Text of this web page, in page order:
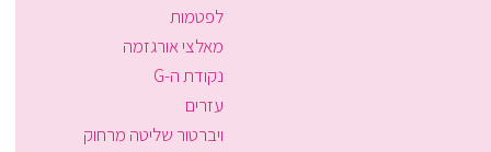
לפטמות
מאלצי אורגזמה
נקודת ה-G
עזרים
ויברטור שליטה מרחוק